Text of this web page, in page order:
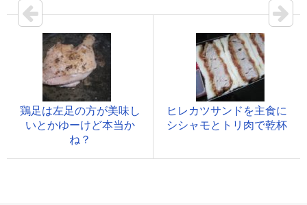
鶏足は左足の方が美味し
いとかゆーけど本当か
ね？
ヒレカツサンドを主食に
シシャモとトリ肉で乾杯